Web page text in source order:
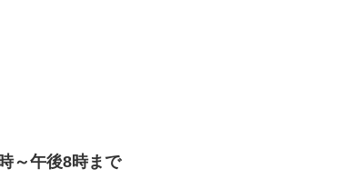
～午後8時まで